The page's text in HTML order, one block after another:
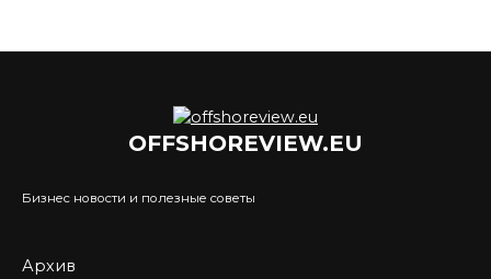
OFFSHOREVIEW.EU
Бизнес новости и полезные советы
Архив